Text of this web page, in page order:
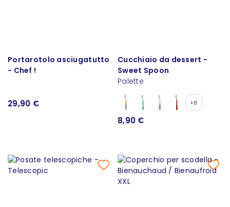
Portarotolo asciugatutto
- Chef !
29,90 €
Cucchiaio da dessert -
Sweet Spoon
Palette
+8
8,90 €